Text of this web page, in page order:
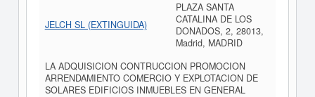
JELCH SL (EXTINGUIDA)
PLAZA SANTA
CATALINA DE LOS
DONADOS, 2, 28013,
Madrid, MADRID
LA ADQUISICION CONTRUCCION PROMOCION
ARRENDAMIENTO COMERCIO Y EXPLOTACION DE
SOLARES EDIFICIOS INMUEBLES EN GENERAL